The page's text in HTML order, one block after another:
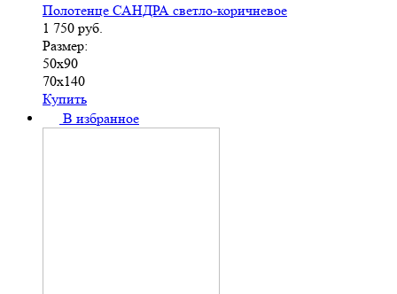
Полотенце САНДРА светло-коричневое
1 750 руб.
Размер:
50х90
70х140
Купить
В избранное